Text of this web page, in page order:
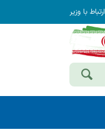
ارتباط با وزیر